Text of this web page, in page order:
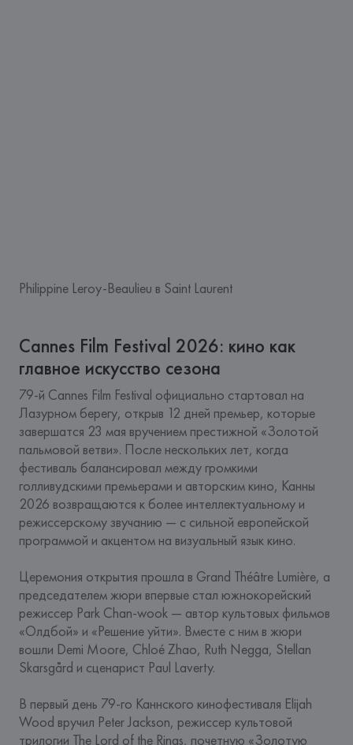
Philippine Leroy-Beaulieu в Saint Laurent
Cannes Film Festival 2026: кино как
главное искусство сезона
79-й Cannes Film Festival официально стартовал на
Лазурном берегу, открыв 12 дней премьер, которые
завершатся 23 мая вручением престижной «Золотой
пальмовой ветви». После нескольких лет, когда
фестиваль балансировал между громкими
голливудскими премьерами и авторским кино, Канны
2026 возвращаются к более интеллектуальному и
режиссерскому звучанию — с сильной европейской
программой и акцентом на визуальный язык кино.
Церемония открытия прошла в Grand Théâtre Lumière, а
председателем жюри впервые стал южнокорейский
режиссер Park Chan-wook — автор культовых фильмов
«Олдбой» и «Решение уйти». Вместе с ним в жюри
вошли Demi Moore, Chloé Zhao, Ruth Negga, Stellan
Skarsgård и сценарист Paul Laverty.
В первый день 79-го Каннского кинофестиваля Elijah
Wood вручил Peter Jackson, режиссер культовой
трилогии The Lord of the Rings, почетную «Золотую